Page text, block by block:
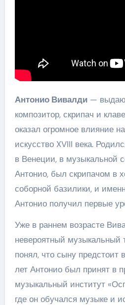
Антонио Вивалди—
композитор, скрипач и
оказал огромное влияние
искусство XVIII века.
в Венеции, в музыкальной
Антонио, был скрипачом в
соборной базилики, и
Антонио получил первые
Уже в раннем возрасте
невероятный музыкальный
понял, что сыну предстоит
лет Антонио был принят в
музыкальный институт
где он обучался музыке и